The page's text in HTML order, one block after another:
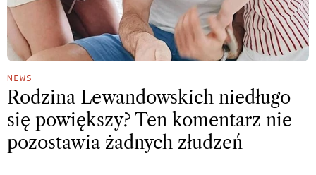
NEWS
Rodzina Lewandowskich niedługo
się powiększy? Ten komentarz nie
pozostawia żadnych złudzeń